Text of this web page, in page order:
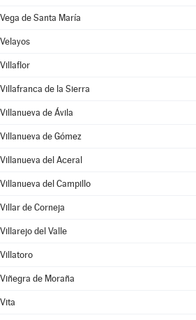
Vega de Santa María
Velayos
Villaflor
Villafranca de la Sierra
Villanueva de Ávila
Villanueva de Gómez
Villanueva del Aceral
Villanueva del Campillo
Villar de Corneja
Villarejo del Valle
Villatoro
Viñegra de Moraña
Vita